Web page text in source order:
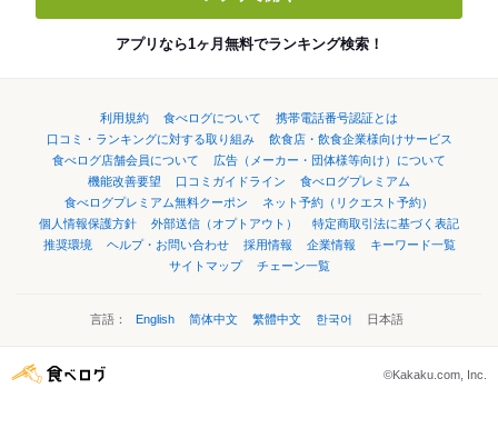
アプリなら1ヶ月無料でランキング検索！
利用規約 食べログについて
携帯電話番号認証とは
口コミ・ランキングに対する取り組み
飲食店・飲食企業様向けサービス
食べログ店舗会員について
広告（メーカー・団体様等向け）について
機能改善要望
口コミガイドライン
食べログプレミアム
食べログプレミアム無料クーポン
ネット予約（リクエスト予約）
個人情報保護方針
外部送信（オプトアウト）
特定商取引法に基づく表記
推奨環境
ヘルプ・お問い合わせ 採用情報 企業情報
キーワード一覧
サイトマップ
チェーン一覧
言語： English 简体中文 繁體中文 한국어 日本語
©Kakaku.com, Inc.